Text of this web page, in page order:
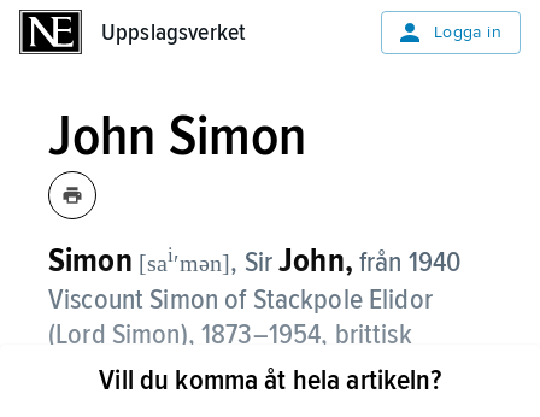
Uppslagsverket Logga in
John Simon
Simon [saiʹmən], SirJohn, från 1940
Viscount Simon of Stackpole Elidor
(Lord Simon),1873–1954, brittisk
politiker (liberal), jurist.
Vill du komma åt hela artikeln?